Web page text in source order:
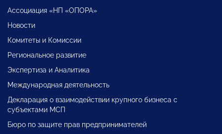
Ассоциация «НП «ОПОРА»
Новости
Комитеты и Комиссии
Региональное развитие
Экспертиза и Аналитика
Международная деятельность
Декларация о взаимодействии крупного бизнеса с
субъектами МСП
Бюро по защите прав предпринимателей